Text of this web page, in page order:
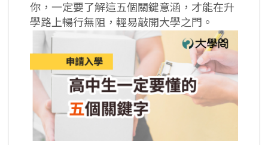
你，一定要了解這五個關鍵意涵，才能在升
學路上暢行無阻，輕易敲開大學之門。